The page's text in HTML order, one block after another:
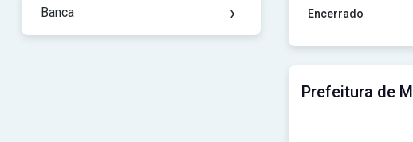
Banca › Encerrado